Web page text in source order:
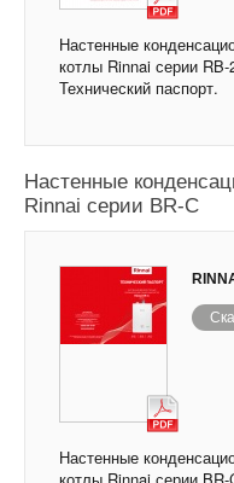
Настенные
котлы Rinnai серии
Технический паспорт.
Настенные
Rinnai серии BR-C
Настенные